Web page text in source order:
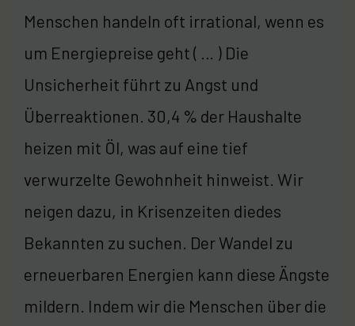
Menschen handeln oft irrational, wenn es
um Energiepreise geht ( … ) Die
Unsicherheit führt zu Angst und
Überreaktionen. 30,4 % der Haushalte
heizen mit Öl, was auf eine tief
verwurzelte Gewohnheit hinweist. Wir
neigen dazu, in Krisenzeiten diedes
Bekannten zu suchen. Der Wandel zu
erneuerbaren Energien kann diese Ängste
mildern. Indem wir die Menschen über die